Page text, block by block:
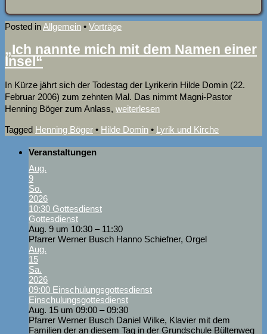
Posted inAllgemein • Vorträge
„Ich nannte mich mit dem Namen einer
Insel“
In Kürze jährt sich der Todestag der Lyrikerin Hilde Domin (22.
Februar 2006) zum zehnten Mal. Das nimmt Magni-Pastor
Henning Böger zum Anlass, weiterlesen
Tagged Henning Böger • Hilde Domin • Lyrik und Kirche
Veranstaltungen
Aug.
9
So.
2026
10:30 Gottesdienst
Gottesdienst
Aug. 9 um 10:30 – 11:30
Pfarrer Werner Busch Hanno Schiefner, Orgel
Aug.
15
Sa.
2026
09:00 Einschulungsgottesdienst
Einschulungsgottesdienst
Aug. 15 um 09:00 – 09:30
Pfarrer Werner Busch Daniel Wilke, Klavier mit dem
Familien der an diesem Tag in der Grundschule Bültenweg